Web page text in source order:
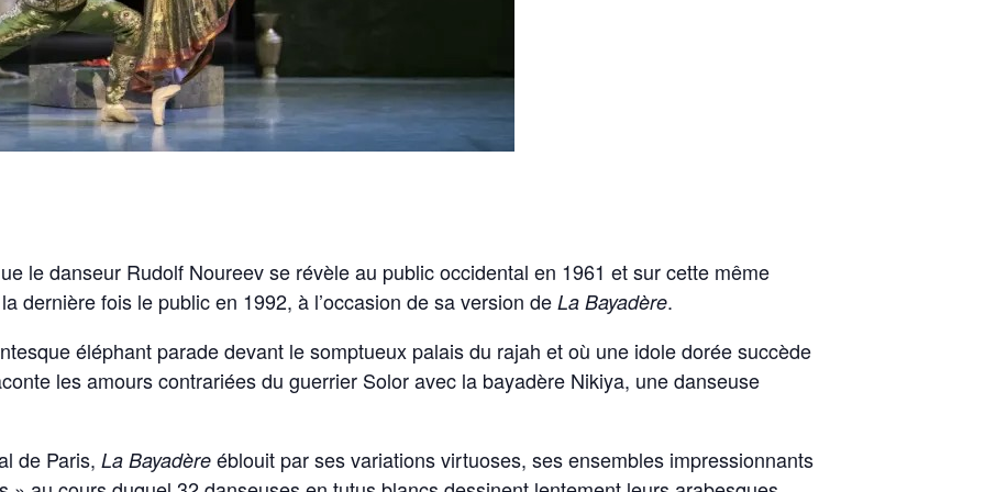
le danseur Rudolf Noureev se révèle au public occidental en 1961 et sur cette même
dernière fois le public en 1992, à l’occasion de sa version de La Bayadère.
éléphant parade devant le somptueux palais du rajah et où une idole dorée succède
les amours contrariées du guerrier Solor avec la bayadère Nikiya, une danseuse
de Paris, La Bayadère éblouit par ses variations virtuoses, ses ensembles impressionnants